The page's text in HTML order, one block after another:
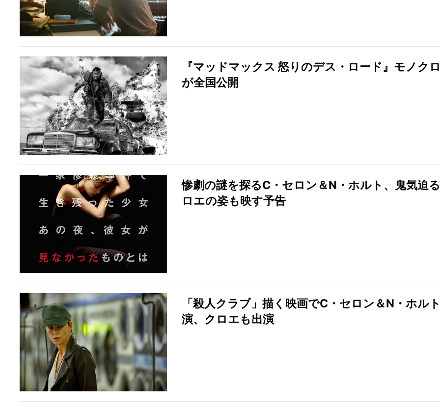
『マッドマックス 怒りのデス・ロード』モノク
が全国公開
惨劇の謎を探るC・セロン＆N・ホルト、鬼気迫
ロエの姿も映す予告
「殺人クラブ」描く映画でC・セロン＆N・ホル
演、クロエも出演